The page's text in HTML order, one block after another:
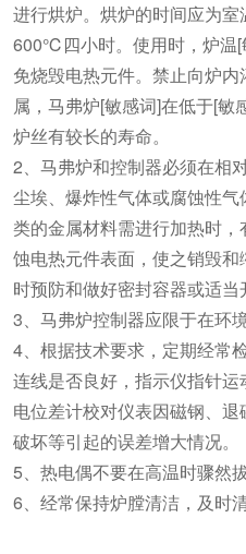
进行烘炉。烘炉的时间应为
600℃四小时。使用时，炉温[
免烧毁电热元件。禁止向炉
属，马弗炉[敏感词]在低于[
炉丝有较长的寿命。
2、马弗炉和控制器必须在相
尘埃、爆炸性气体或腐蚀性
类的金属材料需进行加热时
蚀电热元件表面，使之销毁
时预防和做好密封容器或适当
3、马弗炉控制器应限于在环
4、根据技术要求，定期经常
连线是否良好，指示仪指针
电位差计校对仪表因磁钢、
破坏等引起的误差增大情况。
5、热电偶不要在高温时骤然
6、经常保持炉膛清洁，及时